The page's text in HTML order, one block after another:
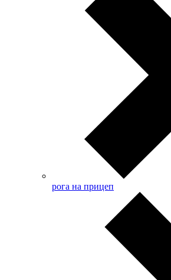
рога на прицеп